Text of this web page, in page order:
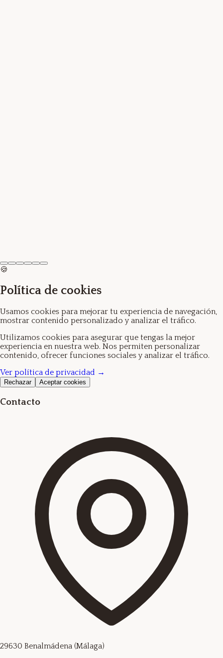
🍪
Política de cookies
Usamos cookies para mejorar tu experiencia de navegación,
mostrar contenido personalizado y analizar el tráfico.
Utilizamos cookies para asegurar que tengas la mejor
experiencia en nuestra web. Nos permiten personalizar
contenido, ofrecer funciones sociales y analizar el tráfico.
Ver política de privacidad →
Rechazar Aceptar cookies
Contacto
29630 Benalmádena (Málaga)